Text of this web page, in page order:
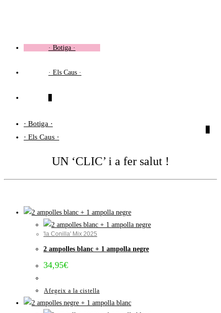
· Botiga ·
· Els Caus ·
· Botiga ·
· Els Caus ·
UN ‘CLIC’ i a fer salut !
'la Conilla' Mix 2025
2 ampolles blanc + 1 ampolla negre
34,95€
Afegeix a la cistella